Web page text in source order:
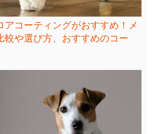
アコーティングがおすすめ！メ
較や選び方、おすすめのコー